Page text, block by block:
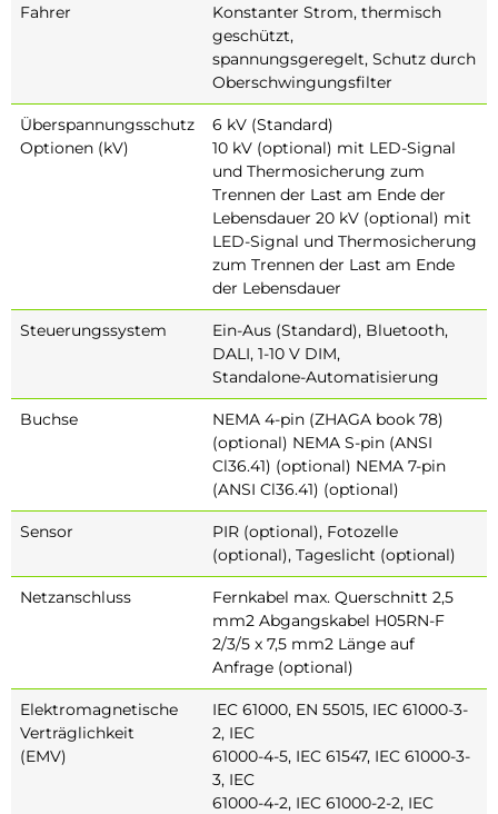
Fahrer
Konstanter Strom, thermisch
geschützt,
spannungsgeregelt, Schutz durch
Oberschwingungsfilter
Überspannungsschutz
Optionen (kV)
6 kV (Standard)
10 kV (optional) mit LED-Signal
und Thermosicherung zum
Trennen der Last am Ende der
Lebensdauer 20 kV (optional) mit
LED-Signal und Thermosicherung
zum Trennen der Last am Ende
der Lebensdauer
Steuerungssystem
Ein-Aus (Standard), Bluetooth,
DALI, 1-10 V DIM,
Standalone-Automatisierung
Buchse
NEMA 4-pin (ZHAGA book 78)
(optional) NEMA S-pin (ANSI
Cl36.41) (optional) NEMA 7-pin
(ANSI Cl36.41) (optional)
Sensor
PIR (optional), Fotozelle
(optional), Tageslicht (optional)
Netzanschluss
Fernkabel max. Querschnitt 2,5
mm2 Abgangskabel H05RN-F
2/3/5 x 7,5 mm2 Länge auf
Anfrage (optional)
Elektromagnetische
Verträglichkeit
(EMV)
IEC 61000, EN 55015, IEC 61000-3-
2, IEC
61000-4-5, IEC 61547, IEC 61000-3-
3, IEC
61000-4-2, IEC 61000-2-2, IEC